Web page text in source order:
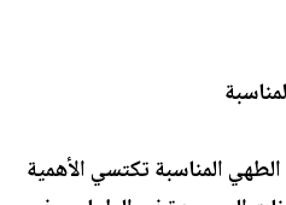
المناسبة تكتسي الأهمية